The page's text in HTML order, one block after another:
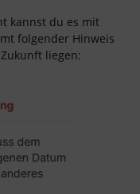
kannst du es mit
folgender Hinweis
liegen: